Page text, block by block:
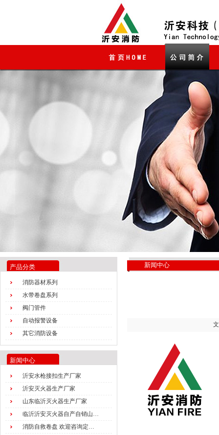
产品分类
消防器材系列
水带卷盘系列
阀门管件
自动报警设备
其它消防设备
新闻中心
沂安水枪接扣生产厂家
沂安灭火器生产厂家
山东临沂灭火器生产厂家
临沂沂安灭火器自产自销山…
消防自救卷盘 欢迎咨询定…
新闻中心